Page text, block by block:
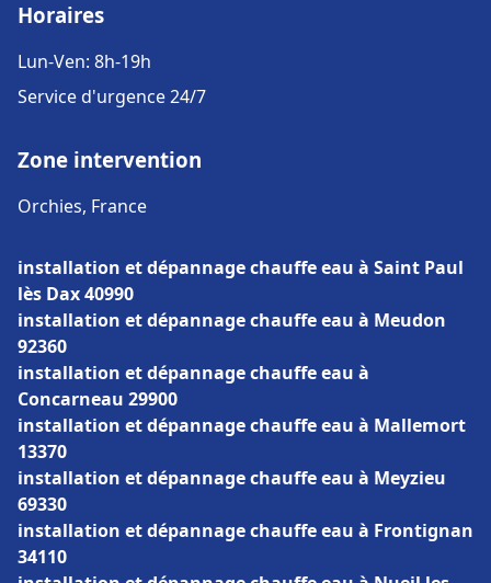
Horaires
Lun-Ven: 8h-19h
Service d'urgence 24/7
Zone intervention
Orchies, France
installation et dépannage chauffe eau à Saint Paul
lès Dax 40990
installation et dépannage chauffe eau à Meudon
92360
installation et dépannage chauffe eau à
Concarneau 29900
installation et dépannage chauffe eau à Mallemort
13370
installation et dépannage chauffe eau à Meyzieu
69330
installation et dépannage chauffe eau à Frontignan
34110